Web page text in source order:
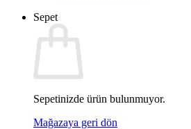
Sepet
Sepetinizde ürün bulunmuyor.
Mağazaya geri dön